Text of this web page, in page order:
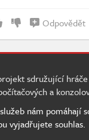
Odpovědět
sdružující
a
nám pomáhají
vyjadřujete souhlas.